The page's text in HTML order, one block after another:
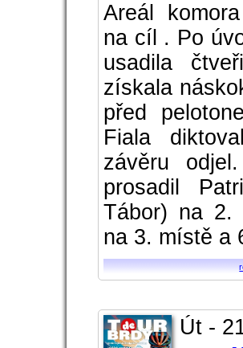
Areál
na cíl . Po
usadila
získala
před
Fiala
závěru
prosadil
Tábor) na 2.
na 3. místě a
Út -